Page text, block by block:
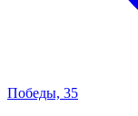
Победы, 35